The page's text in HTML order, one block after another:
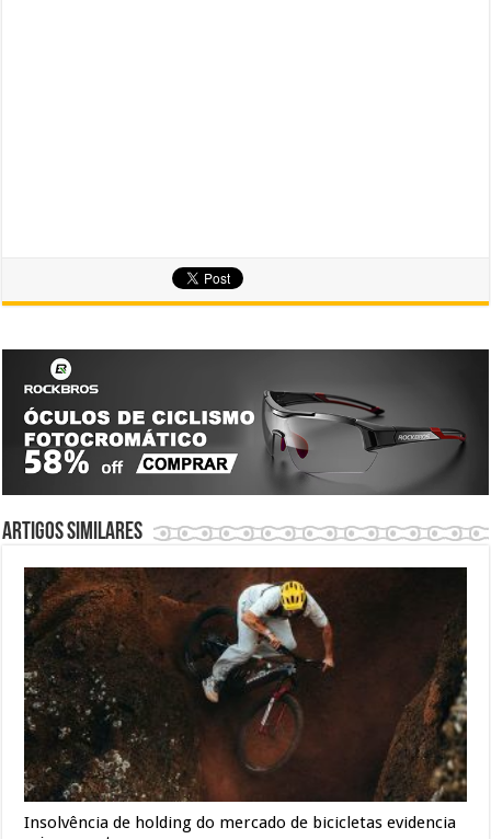
Artigos similares
Insolvência de holding do mercado de bicicletas evidencia